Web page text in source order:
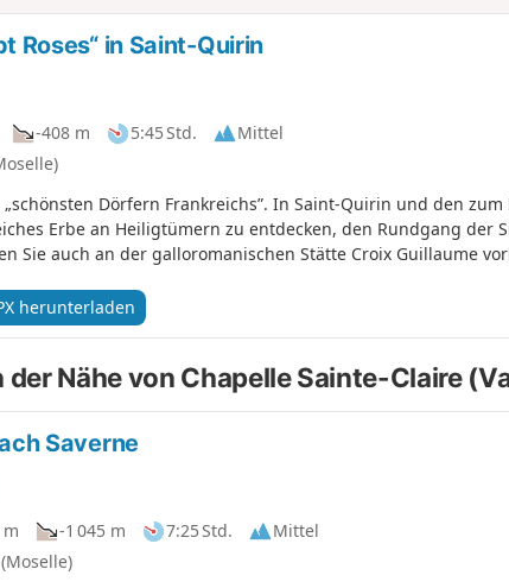
Roses“ in Saint-Quirin
-408 m 5:45 Std.
Mittel
Dörfern Frankreichs”. In Saint-Quirin und den
Erbe an Heiligtümern zu entdecken, den Rundgang der
Sie auch an der galloromanischen Stätte Croix Guillaume
herunterladen
der Nähe von Chapelle Sainte-Claire
Saverne
m -1 045 m 7:25 Std.
Mittel